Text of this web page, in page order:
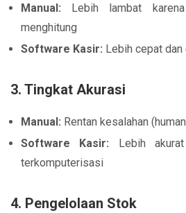
Manual: Lebih lambat
menghitung
Software Kasir: Lebih cepat
3. Tingkat Akurasi
Manual: Rentan kesalahan
Software Kasir: Lebih
terkomputerisasi
4. Pengelolaan Stok